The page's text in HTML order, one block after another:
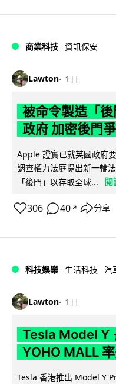
商業科技 資訊保安
Lawton 1 日
被命令製造「
政府 加密後門
Apple 證實已就英國政府
調查權力法庭提出新一輪
「後門」以存取全球...
閱
306 40 ↗ 分享
科技娛樂 生活科技 汽
Lawton 1 日
Tesla Model Y
YOHO MALL
Tesla 香港推出 Model Y